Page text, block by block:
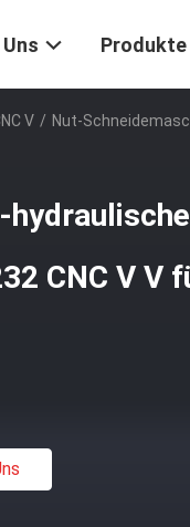
Produkte
V / Nut-
CNC V V